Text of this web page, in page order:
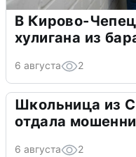
В Кирово-
хулигана из
6 августа 2
Школьница из
отдала
6 августа 2